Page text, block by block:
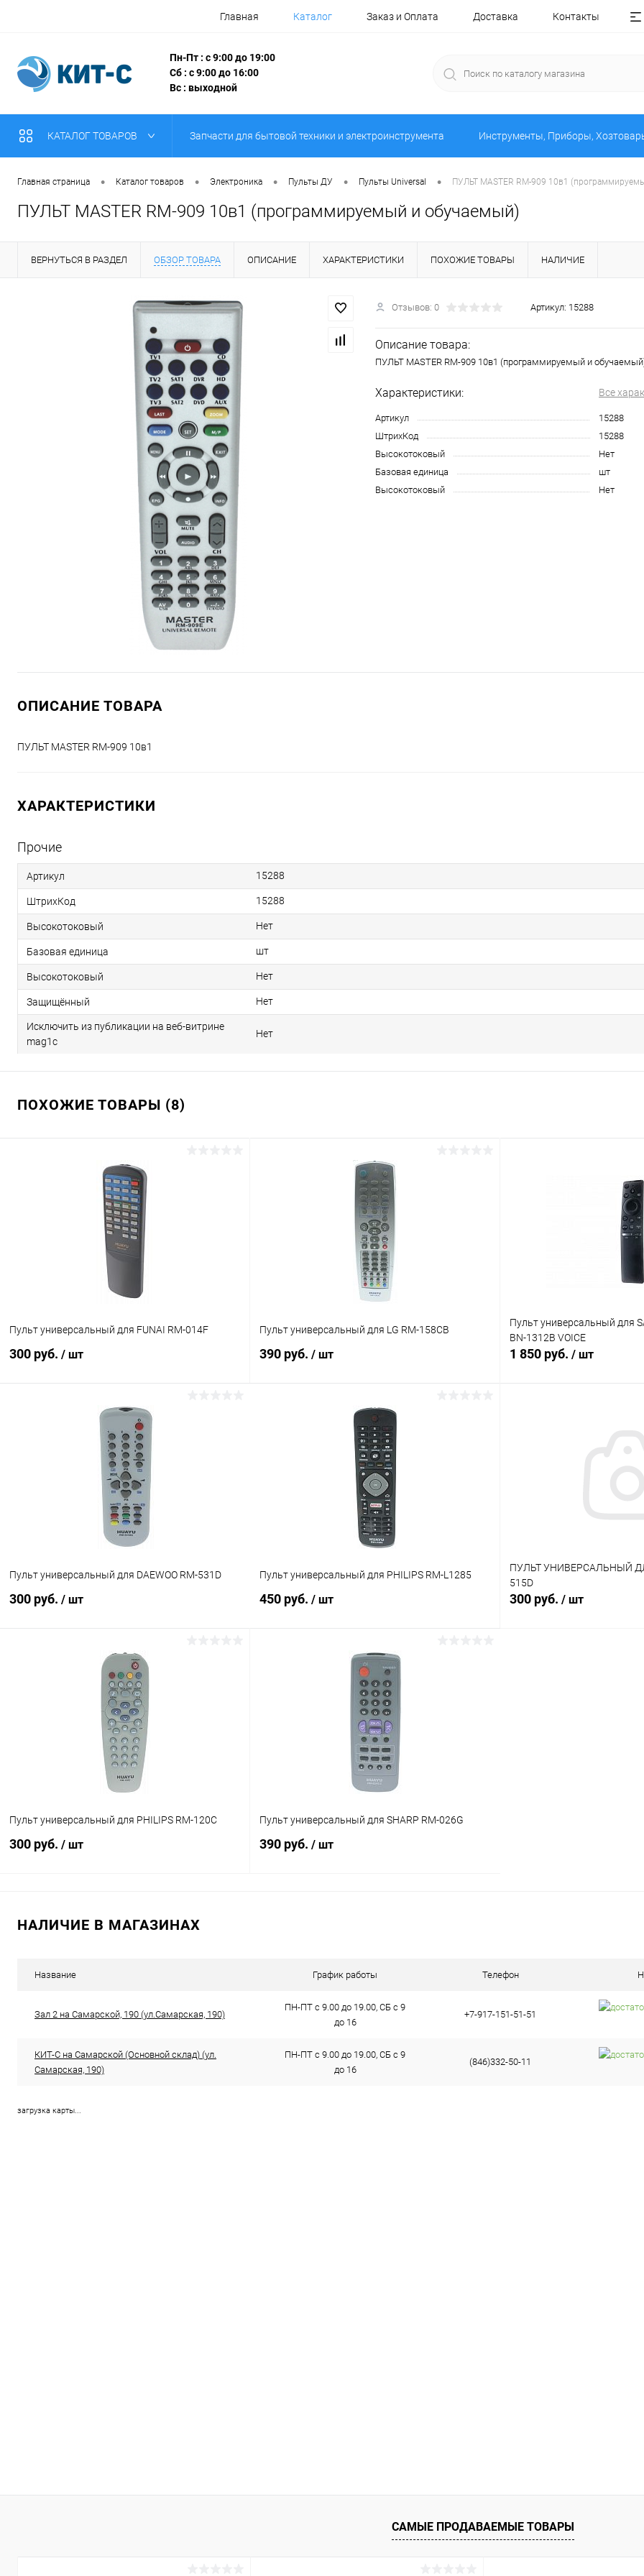
Главная Каталог Заказ и Оплата Доставка Контакты
Пн-Пт : с 9:00 до 19:00
Сб : с 9:00 до 16:00
Вс : выходной
КАТАЛОГ ТОВАРОВ Запчасти для бытовой техники и электроинструмента Инструменты, Приборы,
Главная страница • Каталог товаров • Электроника • Пульты ДУ • Пульты Universal • ПУЛЬТ MASTER RM-909 10в1
ПУЛЬТ MASTER RM-909 10в1 (программируемый и обучаемый)
ВЕРНУТЬСЯ В РАЗДЕЛ ОБЗОР ТОВАРА ОПИСАНИЕ ХАРАКТЕРИСТИКИ ПОХОЖИЕ ТОВАРЫ НАЛИЧИЕ
Отзывов: 0 Артикул: 15288
Описание товара:
ПУЛЬТ MASTER RM-909 10в1 (программируемый и
Характеристики: Все
Артикул
15288
ШтрихКод
15288
Высокотоковый
Нет
Базовая единица
шт
Высокотоковый
Нет
ОПИСАНИЕ ТОВАРА
ПУЛЬТ MASTER RM-909 10в1
ХАРАКТЕРИСТИКИ
Прочие
Артикул 15288
ШтрихКод 15288
Высокотоковый Нет
Базовая единица шт
Высокотоковый Нет
Защищённый Нет
Исключить из публикации на веб-витрине
mag1c
Нет
ПОХОЖИЕ ТОВАРЫ (8)
Пульт универсальный для FUNAI RM-014F
300 руб. / шт
В корзину
Пульт универсальный для LG RM-158CB
390 руб. / шт
В корзину
Пульт универсальный для
BN-1312B VOICE
1 850 руб. / шт
Пульт универсальный для DAEWOO RM-531D
300 руб. / шт
В корзину
Пульт универсальный для PHILIPS RM-L1285
450 руб. / шт
В корзину
ПУЛЬТ УНИВЕРСАЛЬНЫЙ
515D
300 руб. / шт
Пульт универсальный для PHILIPS RM-120C
300 руб. / шт
Пульт универсальный для SHARP RM-026G
390 руб. / шт
НАЛИЧИЕ В МАГАЗИНАХ
Название График работы Телефон
Зал 2 на Самарской, 190 (ул.Самарская, 190)
ПН-ПТ с 9.00 до 19.00, СБ с 9
до 16
+7-917-151-51-51
КИТ-С на Самарской (Основной склад) (ул.
Самарская, 190)
ПН-ПТ с 9.00 до 19.00, СБ с 9
до 16
(846)332-50-11
загрузка карты...
САМЫЕ ПРОДАВАЕМЫЕ ТОВАРЫ